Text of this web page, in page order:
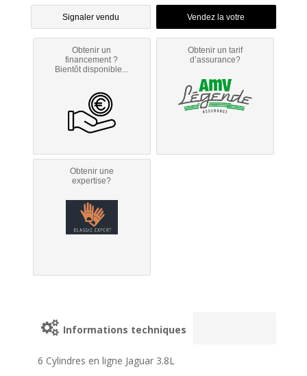
Signaler vendu
Obtenir un
financement ?
Bientôt disponible...
Obtenir un tarif
d’assurance?
Obtenir une
expertise?
Informations techniques
6 Cylindres en ligne Jaguar 3.8L